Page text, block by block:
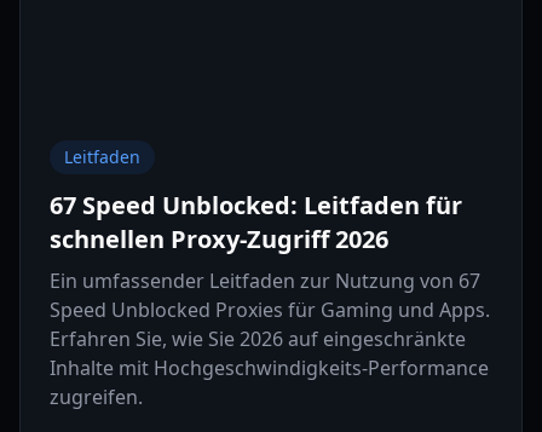
Leitfaden
67 Speed Unblocked: Leitfaden für
schnellen Proxy-Zugriff 2026
Ein umfassender Leitfaden zur Nutzung von 67
Speed Unblocked Proxies für Gaming und Apps.
Erfahren Sie, wie Sie 2026 auf eingeschränkte
Inhalte mit Hochgeschwindigkeits-Performance
zugreifen.